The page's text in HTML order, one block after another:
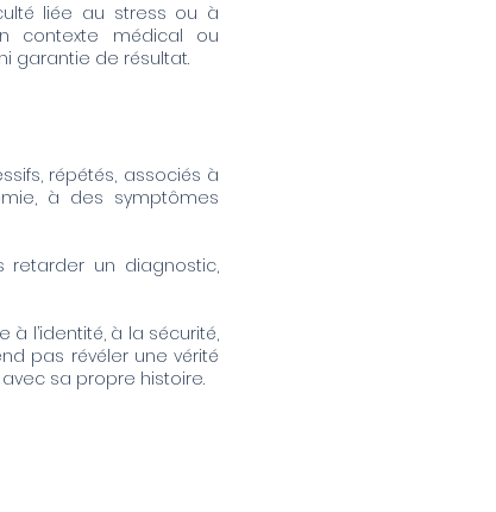
liée au stress ou à
contexte médical ou
garantie de résultat.
répétés, associés à
à des symptômes
retarder un diagnostic,
l’identité, à la sécurité,
pas révéler une vérité
sa propre histoire.